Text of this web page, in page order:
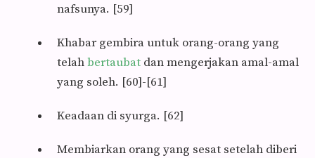
nafsunya. [59]
Khabar gembira untuk orang-orang yang
telahbertaubat dan mengerjakan amal-amal
yang soleh. [60]-[61]
Keadaan di syurga. [62]
Membiarkan orang yang sesat setelah diberi